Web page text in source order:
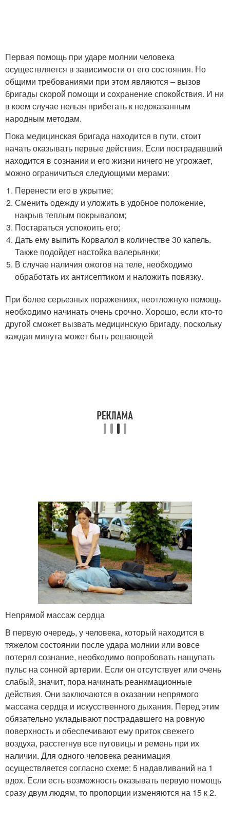
Первая помощь при ударе молнии человека
осуществляется в зависимости от его состояния. Но
общими требованиями при этом являются – вызов
бригады скорой помощи и сохранение спокойствия. И ни
в коем случае нельзя прибегать к недоказанным
народным методам.
Пока медицинская бригада находится в пути, стоит
начать оказывать первые действия. Если пострадавший
находится в сознании и его жизни ничего не угрожает,
можно ограничиться следующими мерами:
Перенести его в укрытие;
Сменить одежду и уложить в удобное положение,
накрыв теплым покрывалом;
Постараться успокоить его;
Дать ему выпить Корвалол в количестве 30 капель.
Также подойдет настойка валерьянки;
В случае наличия ожогов на теле, необходимо
обработать их антисептиком и наложить повязку.
При более серьезных поражениях, неотложную помощь
необходимо начинать очень срочно. Хорошо, если кто-то
другой сможет вызвать медицинскую бригаду, поскольку
каждая минута может быть решающей
Непрямой массаж сердца
В первую очередь, у человека, который находится в
тяжелом состоянии после удара молнии или вовсе
потерял сознание, необходимо попробовать нащупать
пульс на сонной артерии. Если он отсутствует или очень
слабый, значит, пора начинать реанимационные
действия. Они заключаются в оказании непрямого
массажа сердца и искусственного дыхания. Перед этим
обязательно укладывают пострадавшего на ровную
поверхность и обеспечивают ему приток свежего
воздуха, расстегнув все пуговицы и ремень при их
наличии. Для одного человека реанимация
осуществляется согласно схеме: 5 надавливаний на 1
вдох. Если есть возможность оказывать первую помощь
сразу двум людям, то пропорции изменяются на 15 к 2.